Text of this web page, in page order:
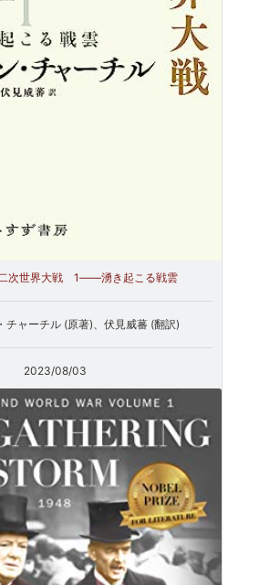
二次世界大戦 1――湧き起こる戦雲
チャーチル (原著)、伏見威蕃 (翻訳)
2023/08/03